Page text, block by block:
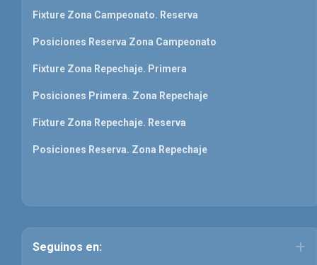
Fixture Zona Campeonato. Reserva
Posiciones Reserva Zona Campeonato
Fixture Zona Repechaje. Primera
Posiciones Primera. Zona Repechaje
Fixture Zona Repechaje. Reserva
Posiciones Reserva. Zona Repechaje
Seguinos en: